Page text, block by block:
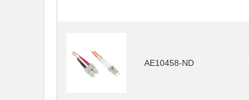
AE10458-ND